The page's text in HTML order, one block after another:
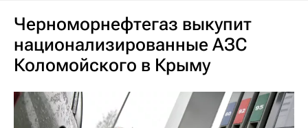
Черноморнефтегаз выкупит
национализированные АЗС
Коломойского в Крыму